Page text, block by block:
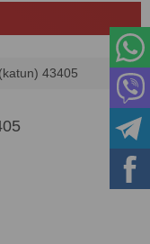
43405